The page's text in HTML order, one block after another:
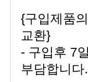
교환}
부담합니다.